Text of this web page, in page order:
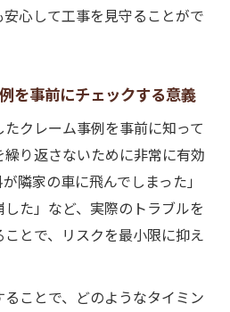
心して工事を見守ることがで
を事前にチェックする意義
クレーム事例を事前に知って
り返さないために非常に有効
隣家の車に飛んでしまった」
した」など、実際のトラブルを
とで、リスクを最小限に抑え
ことで、どのようなタイミン